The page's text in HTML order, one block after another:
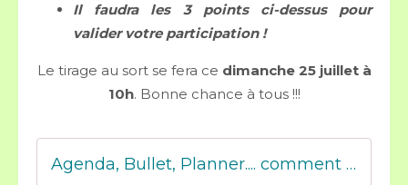
Il faudra les 3 points ci-dessus pour
valider votre participation !
Le tirage au sort se fera ce dimanche 25 juillet à
10h. Bonne chance à tous !!!
Agenda, Bullet, Planner.... comment s'y retrouver et comment choisir ? - Mes tresses D Zécolles